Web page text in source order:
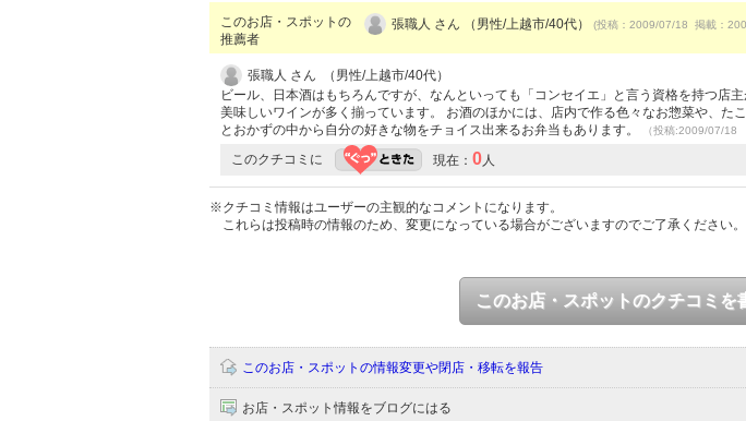
このお店・スポットの
推薦者
張職人 さん （男性/上越市/40代） (投稿：2009/07/18 掲載：
張職人 さん （男性/上越市/40代）
ビール、日本酒はもちろんですが、なんといっても「コンセイエ」と言う資格を持つ店
美味しいワインが多く揃っています。 お酒のほかには、店内で作る色々なお惣菜や、た
とおかずの中から自分の好きな物をチョイス出来るお弁当もあります。
（投稿:2009/07/18
このクチコミに 現在： 0人
※クチコミ情報はユーザーの主観的なコメントになります。
これらは投稿時の情報のため、変更になっている場合がございますのでご了承ください。
このお店・スポットのクチコミを
このお店・スポットの情報変更や閉店・移転を報告
お店・スポット情報をブログにはる